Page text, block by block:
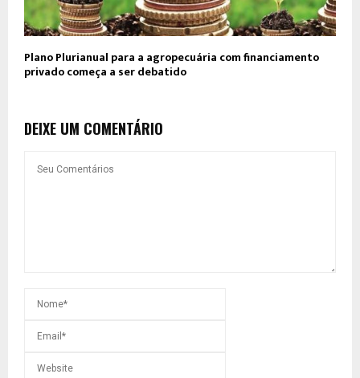
Plano Plurianual para a agropecuária com financiamento
privado começa a ser debatido
DEIXE UM COMENTÁRIO